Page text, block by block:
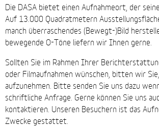
Die DASA bietet einen Aufnahmeort, der
Auf 13.000 Quadratmetern
manch überraschendes (Bewegt-)Bild
bewegende O-Töne liefern wir Ihnen gerne.
Sollten Sie im Rahmen Ihrer
oder Filmaufnahmen wünschen, bitten wir
aufzunehmen. Bitte senden Sie uns dazu
schriftliche Anfrage. Gerne können Sie uns
kontaktieren. Unseren Besuchern ist das
Zwecke gestattet.